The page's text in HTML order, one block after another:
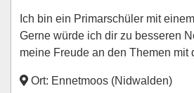
Ich bin ein Primarschüler mit
Gerne würde ich dir zu besseren
meine Freude an den Themen mit
Ort: Ennetmoos (Nidwalden)